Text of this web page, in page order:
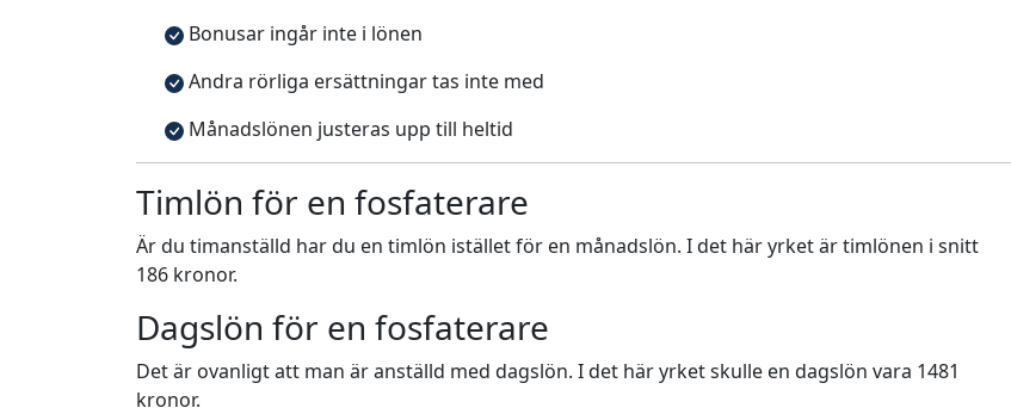
Bonusar ingår inte i lönen
Andra rörliga ersättningar tas inte med
Månadslönen justeras upp till heltid
Timlön för en fosfaterare
Är du timanställd har du en timlön istället för en månadslön. I det här yrket är timlönen i snitt
186 kronor.
Dagslön för en fosfaterare
Det är ovanligt att man är anställd med dagslön. I det här yrket skulle en dagslön vara 1481
kronor.